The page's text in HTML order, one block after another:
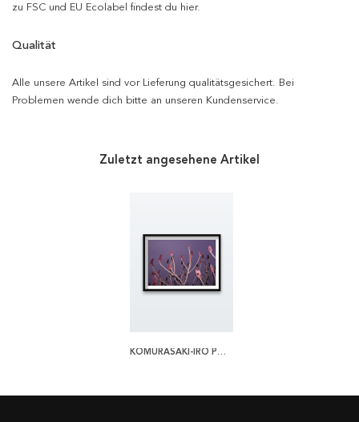
zu FSC und EU Ecolabel findest du hier.
Qualität
Alle unsere Artikel sind vor Lieferung qualitätsgesichert. Bei
Problemen wende dich bitte an unseren Kundenservice.
Zuletzt angesehene Artikel
KOMURASAKI-IRO POSTER